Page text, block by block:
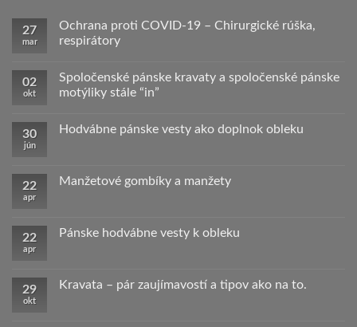
27
mar
Ochrana proti COVID-19 – Chirurgické rúška,
respirátory
na
Ochrana
proti
–
02
okt
Spoločenské pánske kravaty a spoločenské pánske
motýliky stále “in”
na
spoločenské
30
jún
Hodvábne pánske vesty ako doplnok obleku
Hodvábne
pánske
obleku
22
apr
Manžetové gombíky a manžety
Manžetové
gombíky
22
apr
Pánske hodvábne vesty k obleku
Pánske
hodvábne
29
okt
Kravata – pár zaujímavostí a tipov ako na to.